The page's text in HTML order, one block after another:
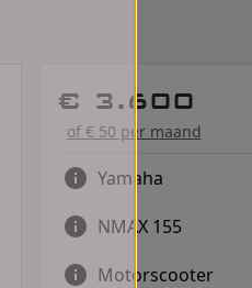
€ 3.600
of € 50 per maand
Yamaha
NMAX 155
Motorscooter